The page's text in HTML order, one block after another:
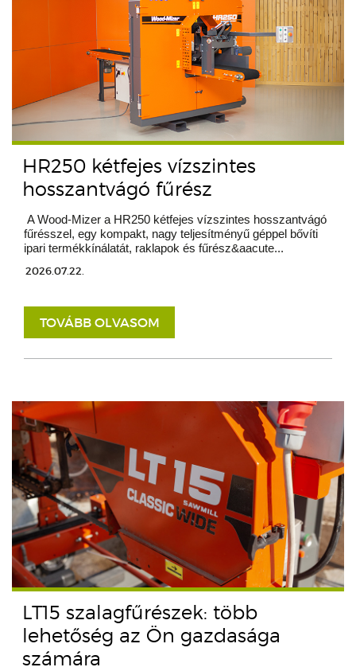
HR250 kétfejes vízszintes
hosszantvágó fűrész
A Wood-Mizer a HR250 kétfejes vízszintes hosszantvágó
fűrésszel, egy kompakt, nagy teljesítményű géppel bővíti
ipari termékkínálatát, raklapok és fűrész&aacute...
2026.07.22.
TOVÁBB OLVASOM
LT15 szalagfűrészek: több
lehetőség az Ön gazdasága
számára